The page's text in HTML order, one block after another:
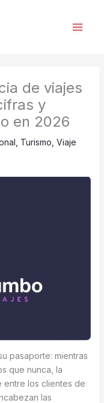
de viajes
y
en 2026
Turismo Viaje
pasaporte: mientras
que nunca, la
entre los clientes de
las